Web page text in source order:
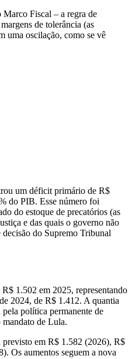
Fiscal – a regra de
de tolerância (as
uma oscilação, como se vê
um déficit primário de R$
do PIB. Esse número foi
do estoque de precatórios (as
e das quais o governo não
do Supremo Tribunal
1.502 em 2025, representando
2024, de R$ 1.412. A quantia
política permanente de
de Lula.
previsto em R$ 1.582 (2026), R$
Os aumentos seguem a nova